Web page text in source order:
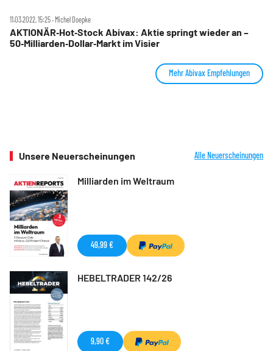
11.03.2022, 15:25 ‧ Michel Doepke
AKTIONÄR‑Hot‑Stock Abivax: Aktie springt wieder an –
50‑Milliarden‑Dollar‑Markt im Visier
Mehr Abivax Empfehlungen
Unsere Neuerscheinungen Alle Neuerscheinungen
Milliarden im Weltraum
49,99 €
HEBELTRADER 142/26
9,90 €